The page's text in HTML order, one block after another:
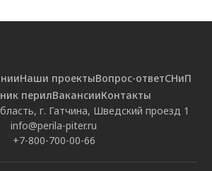
Наши проектыВопрос-ответСНиП
перилВакансииКонтакты
г. Гатчина, Шведский проезд 1
info@perila-piter.ru
+7-800-700-00-66